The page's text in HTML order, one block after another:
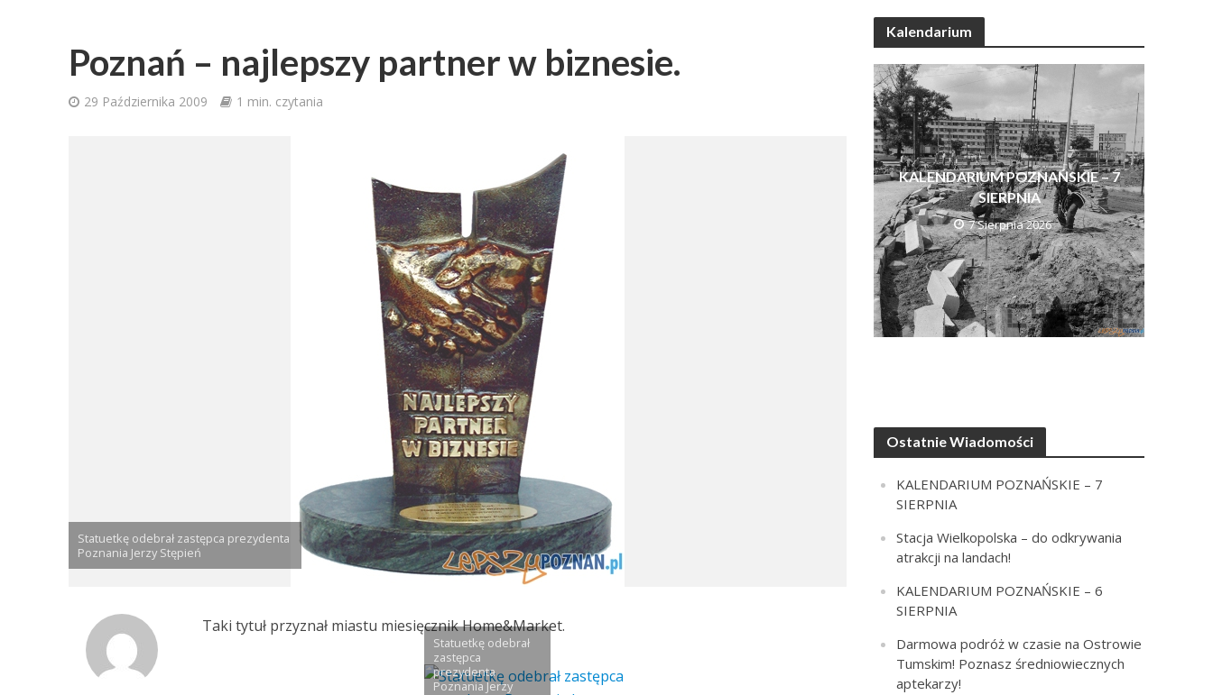
Poznań – najlepszy partner w biznesie.
29 Października 2009 1 min. czytania
Statuetkę odebrał zastępca prezydenta
Poznania Jerzy Stępień
Taki tytuł przyznał miastu miesięcznik Home&Market.
Statuetkę odebrał
zastępca
prezydenta
Poznania Jerzy
Kalendarium
KALENDARIUM POZNAŃSKIE – 7
SIERPNIA
7 Sierpnia 2026
Ostatnie Wiadomości
KALENDARIUM POZNAŃSKIE – 7
SIERPNIA
Stacja Wielkopolska – do odkrywania
atrakcji na landach!
KALENDARIUM POZNAŃSKIE – 6
SIERPNIA
Darmowa podróż w czasie na Ostrowie
Tumskim! Poznasz średniowiecznych
aptekarzy!